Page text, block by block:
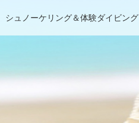
シュノーケリング＆体験ダイビング